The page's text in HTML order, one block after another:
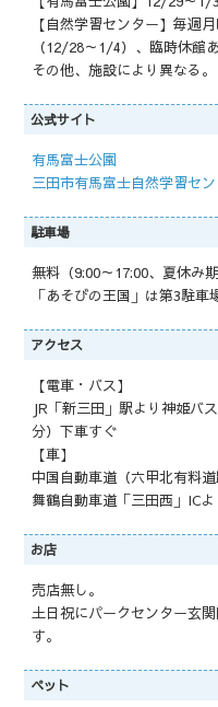
【自然学習センター】毎週
（12/28～1/4）、臨時休館
その他、施設により異なる。
公式サイト
有馬富士公園
三田市有馬富士自然学習セ
駐車場
無料（9:00～17:00、夏休み
「あそびの王国」は第3駐車
アクセス
【電車・バス】
JR「新三田」駅より神姫バ
分）下車すぐ
【車】
中国自動車道（六甲北有料
舞鶴自動車道「三田西」IC
お店
売店無し。
土日祝にパークセンター玄
す。
ペット